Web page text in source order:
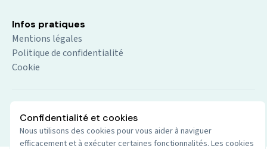
Confidentialité et cookies
Nous utilisons des cookies pour vous aider à naviguer
efficacement et à exécuter certaines fonctionnalités. Les cookies
Infos pratiques
Mentions légales
Politique de confidentialité
Cookie
© 2026 Audio du centre. Tout droits réservés.
Wenoble